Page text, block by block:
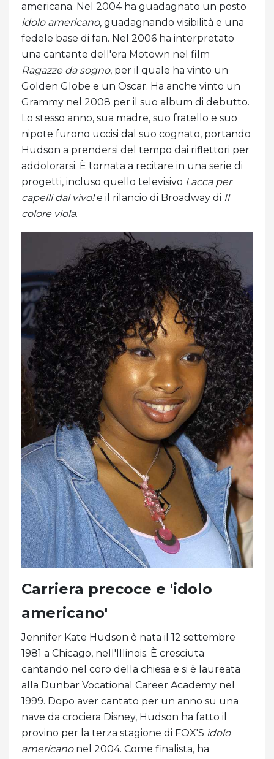
americana. Nel 2004 ha guadagnato un posto
idolo americano, guadagnando visibilità e una
fedele base di fan. Nel 2006 ha interpretato
una cantante dell'era Motown nel film
Ragazze da sogno, per il quale ha vinto un
Golden Globe e un Oscar. Ha anche vinto un
Grammy nel 2008 per il suo album di debutto.
Lo stesso anno, sua madre, suo fratello e suo
nipote furono uccisi dal suo cognato, portando
Hudson a prendersi del tempo dai riflettori per
addolorarsi. È tornata a recitare in una serie di
progetti, incluso quello televisivo Lacca per
capelli dal vivo!e il rilancio di Broadway di Il
colore viola.
Carriera precoce e 'idolo
americano'
Jennifer Kate Hudson è nata il 12 settembre
1981 a Chicago, nell'Illinois. È cresciuta
cantando nel coro della chiesa e si è laureata
alla Dunbar Vocational Career Academy nel
1999. Dopo aver cantato per un anno su una
nave da crociera Disney, Hudson ha fatto il
provino per la terza stagione di FOX'S idolo
americanonel 2004. Come finalista, ha